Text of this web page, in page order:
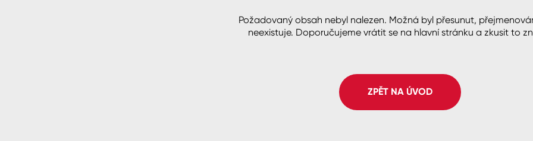
Požadovaný obsah nebyl nalezen. Možná byl přesunut,
neexistuje. Doporučujeme vrátit se na hlavní stránku a zkusit to
ZPĚT NA ÚVOD